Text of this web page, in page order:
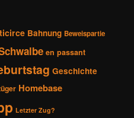
Bahnung Beweispartie
en passant
Geschichte
Homebase
Letzter Zug?